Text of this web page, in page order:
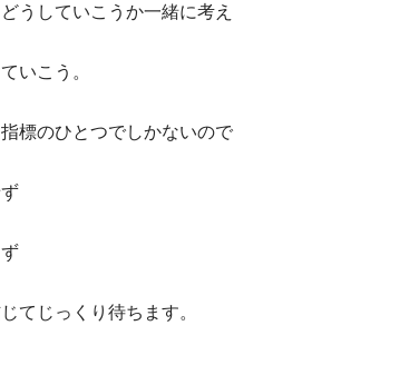
うしていこうか一緒に考え
いこう。
標のひとつでしかないので
てじっくり待ちます。